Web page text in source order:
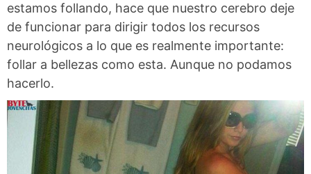
estamos follando, hace que nuestro cerebro deje
de funcionar para dirigir todos los recursos
neurológicos a lo que es realmente importante:
follar a bellezas como esta. Aunque no podamos
hacerlo.